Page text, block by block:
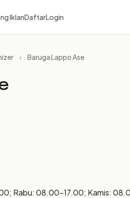
IklanDaftarLogin
› Baruga Lappo Ase
Rabu: 08.00–17.00; Kamis: